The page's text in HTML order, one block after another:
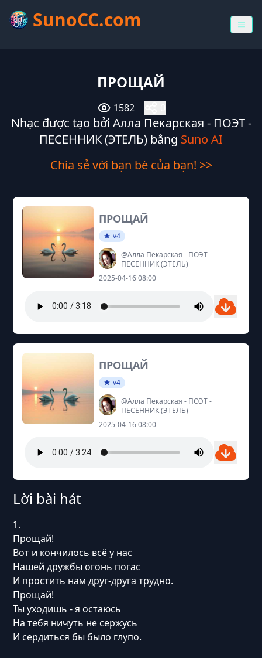
SunoCC.com
ПРОЩАЙ
1582
Nhạc được tạo bởi Алла Пекарская - ПОЭТ -
ПЕСЕННИК (ЭТЕЛЬ) bằng Suno AI
Chia sẻ với bạn bè của bạn! >>
ПРОЩАЙ
v4
@Алла Пекарская - ПОЭТ -
ПЕСЕННИК (ЭТЕЛЬ)
2025-04-16 08:00
ПРОЩАЙ
v4
@Алла Пекарская - ПОЭТ -
ПЕСЕННИК (ЭТЕЛЬ)
2025-04-16 08:00
Lời bài hát
1.
Прощай!
Вот и кончилось всё у нас
Нашей дружбы огонь погас
И простить нам друг-друга трудно.
Прощай!
Ты уходишь - я остаюсь
На тебя ничуть не сержусь
И сердиться бы было глупо.